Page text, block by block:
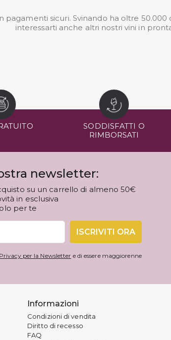
pagamenti sicuri. Svinando ha oltre
interessarti anche altri nostri vini in
SODDISFATTI O
RIMBORSATI
newsletter:
su un carrello di almeno 50€
in esclusiva
per te
ISCRIVITI ORA
per la Newsletter e di essere maggiorenne
Informazioni
Condizioni di vendita
Diritto di recesso
FAQ